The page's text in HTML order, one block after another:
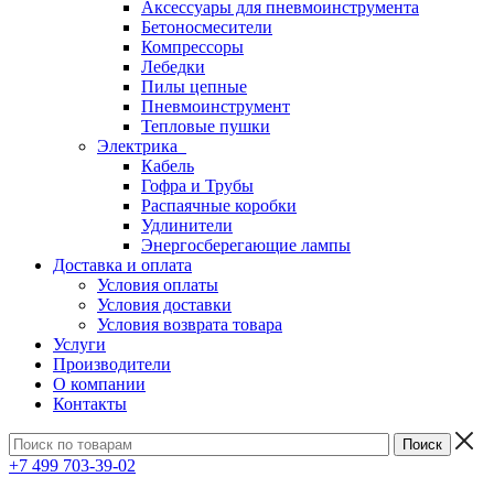
Аксессуары для пневмоинструмента
Бетоносмесители
Компрессоры
Лебедки
Пилы цепные
Пневмоинструмент
Тепловые пушки
Электрика
Кабель
Гофра и Трубы
Распаячные коробки
Удлинители
Энергосберегающие лампы
Доставка и оплата
Условия оплаты
Условия доставки
Условия возврата товара
Услуги
Производители
О компании
Контакты
+7 499 703-39-02